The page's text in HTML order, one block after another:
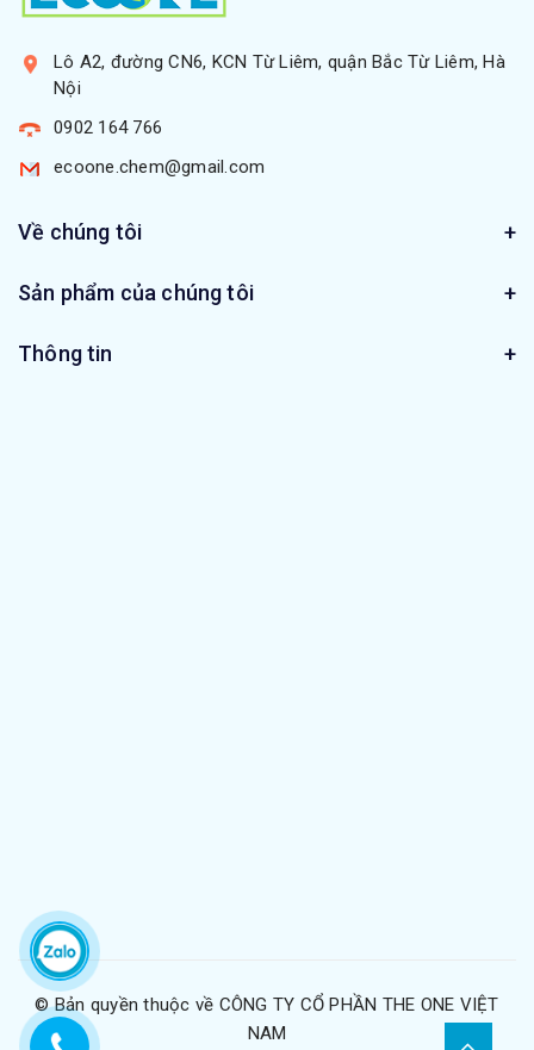
Lô A2, đường CN6, KCN Từ Liêm, quận Bắc Từ Liêm, Hà
Nội
0902 164 766
ecoone.chem@gmail.com
Về chúng tôi
Sản phẩm của chúng tôi
Thông tin
© Bản quyền thuộc về CÔNG TY CỔ PHẦN THE ONE VIỆT
NAM